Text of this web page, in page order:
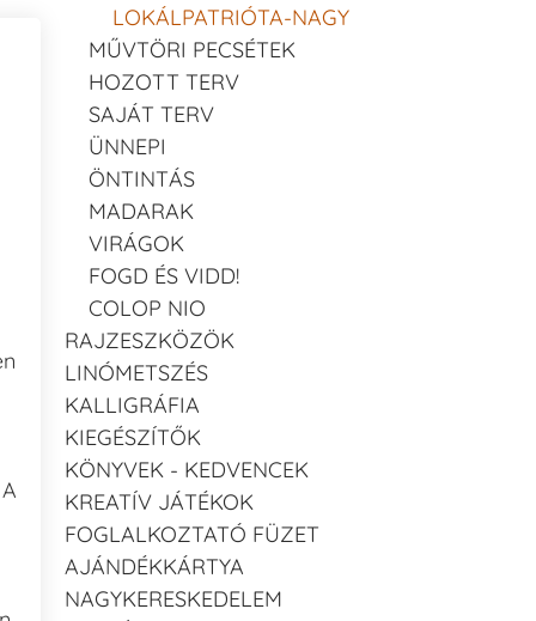
LOKÁLPATRIÓTA-NAGY
MŰVTÖRI PECSÉTEK
HOZOTT TERV
SAJÁT TERV
ÜNNEPI
ÖNTINTÁS
MADARAK
VIRÁGOK
FOGD ÉS VIDD!
COLOP NIO
RAJZESZKÖZÖK
LINÓMETSZÉS
KALLIGRÁFIA
KIEGÉSZÍTŐK
KÖNYVEK - KEDVENCEK
KREATÍV JÁTÉKOK
FOGLALKOZTATÓ FÜZET
AJÁNDÉKKÁRTYA
NAGYKERESKEDELEM